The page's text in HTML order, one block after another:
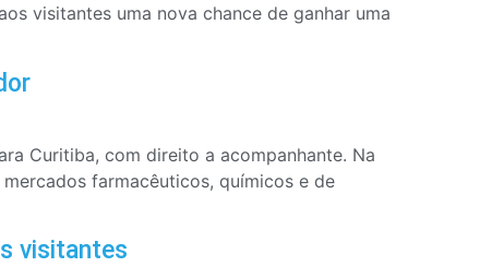
visitantes uma nova chance de ganhar uma
Curitiba, com direito a acompanhante. Na
farmacêuticos, químicos e de
visitantes